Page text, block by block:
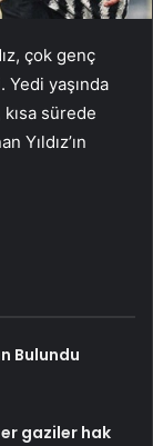
çok genç
yaşında
kısa sürede
Yıldız’ın
Bulundu
gaziler hak